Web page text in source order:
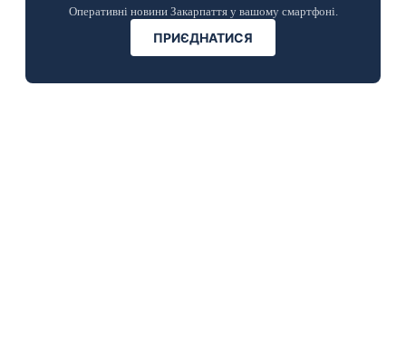
Оперативні новини Закарпаття у вашому смартфоні.
ПРИЄДНАТИСЯ